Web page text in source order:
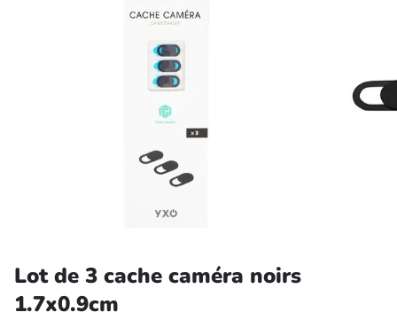
Linge de maison
Cuisine et art de la table
Salle de bain et beauté
Entretien et rangement
Animalerie
Lot de 3 cache caméra noirs
1.7x0.9cm